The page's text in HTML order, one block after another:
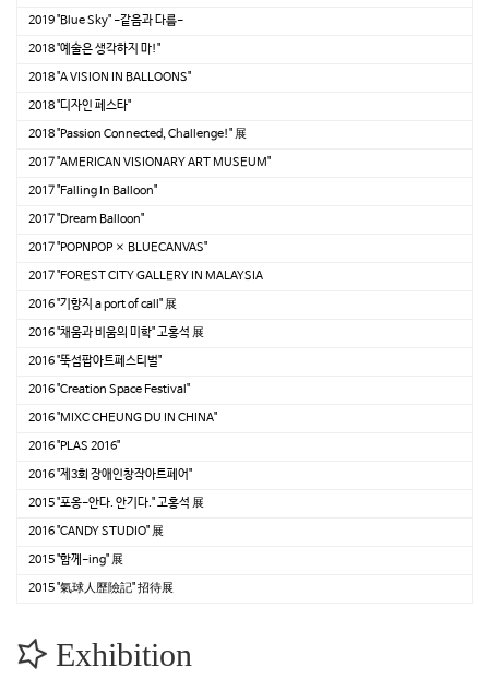
2019 "Blue Sky" -같음과 다름-
2018 "예술은 생각하지 마!"
2018 "A VISION IN BALLOONS"
2018 "디자인 페스타"
2018 "Passion Connected, Challenge!" 展
2017 "AMERICAN VISIONARY ART MUSEUM"
2017 "Falling In Balloon"
2017 "Dream Balloon"
2017 "POPNPOP × BLUECANVAS"
2017 "FOREST CITY GALLERY IN MALAYSIA
2016 "기항지 a port of call" 展
2016 "채움과 비움의 미학" 고홍석 展
2016 "뚝섬팝아트페스티벌"
2016 "Creation Space Festival"
2016 "MIXC CHEUNG DU IN CHINA"
2016 "PLAS 2016"
2016 "제3회 장애인창작아트페어"
2015 "포옹-안다. 안기다." 고홍석 展
2016 "CANDY STUDIO" 展
2015 "함께-ing" 展
2015 "氣球人歷險記" 招待展
Exhibition